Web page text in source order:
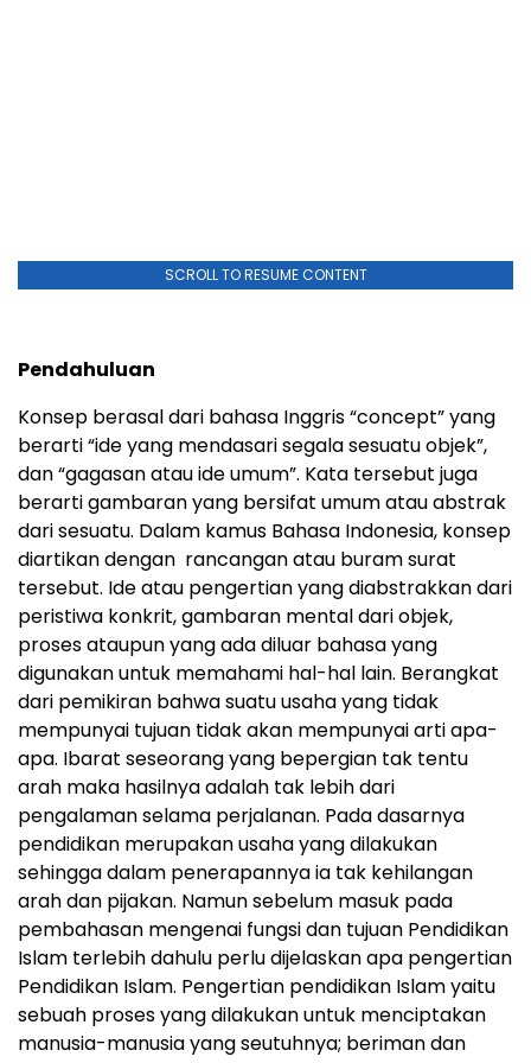
SCROLL TO RESUME CONTENT
Pendahuluan
Konsep berasal dari bahasa Inggris “concept” yang
berarti “ide yang mendasari segala sesuatu objek”,
dan “gagasan atau ide umum”. Kata tersebut juga
berarti gambaran yang bersifat umum atau abstrak
dari sesuatu. Dalam kamus Bahasa Indonesia, konsep
diartikan dengan rancangan atau buram surat
tersebut. Ide atau pengertian yang diabstrakkan dari
peristiwa konkrit, gambaran mental dari objek,
proses ataupun yang ada diluar bahasa yang
digunakan untuk memahami hal-hal lain. Berangkat
dari pemikiran bahwa suatu usaha yang tidak
mempunyai tujuan tidak akan mempunyai arti apa-
apa. Ibarat seseorang yang bepergian tak tentu
arah maka hasilnya adalah tak lebih dari
pengalaman selama perjalanan. Pada dasarnya
pendidikan merupakan usaha yang dilakukan
sehingga dalam penerapannya ia tak kehilangan
arah dan pijakan. Namun sebelum masuk pada
pembahasan mengenai fungsi dan tujuan Pendidikan
Islam terlebih dahulu perlu dijelaskan apa pengertian
Pendidikan Islam. Pengertian pendidikan Islam yaitu
sebuah proses yang dilakukan untuk menciptakan
manusia-manusia yang seutuhnya; beriman dan